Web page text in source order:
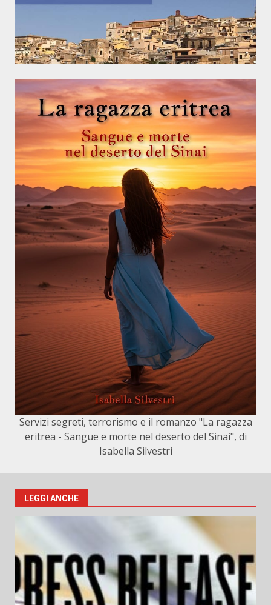
Servizi segreti, terrorismo e il romanzo "La ragazza
eritrea - Sangue e morte nel deserto del Sinai", di
Isabella Silvestri
LEGGI ANCHE